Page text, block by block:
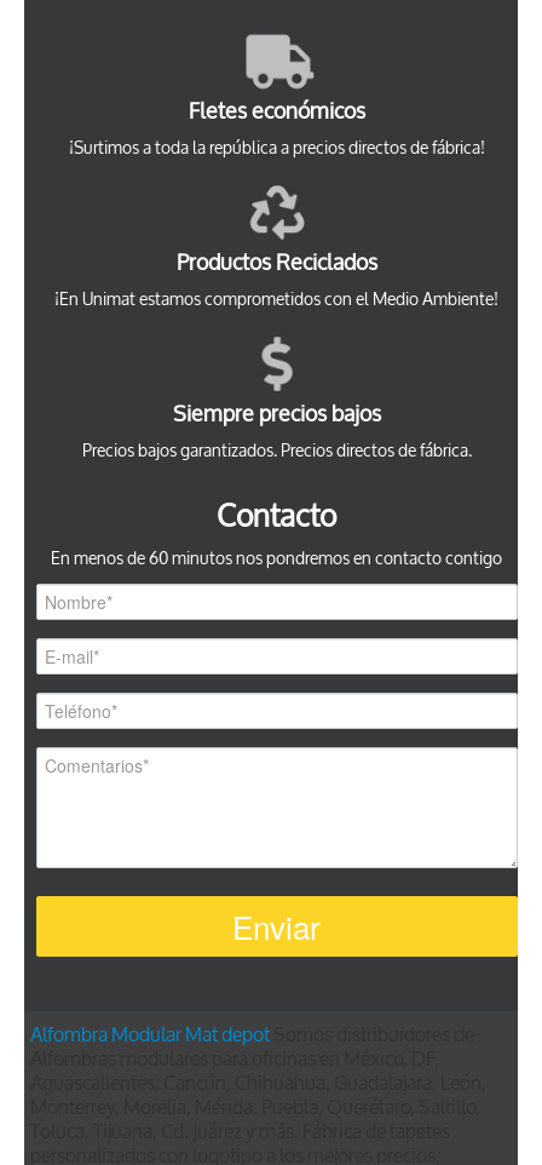
Fletes económicos
¡Surtimos a toda la república a precios directos de fábrica!
Productos Reciclados
¡En Unimat estamos comprometidos con el Medio Ambiente!
Siempre precios bajos
Precios bajos garantizados. Precios directos de fábrica.
Contacto
En menos de 60 minutos nos pondremos en contacto contigo
Alfombra ModularMat depot